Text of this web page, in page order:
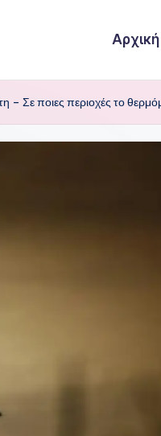
Αρχική
Σε ποιες περιοχές το